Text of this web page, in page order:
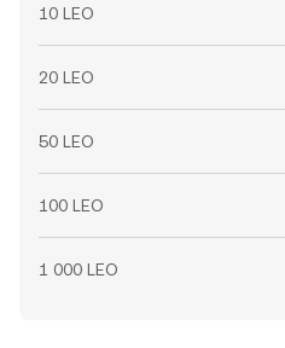
10 LEO
20 LEO
50 LEO
100 LEO
1 000 LEO